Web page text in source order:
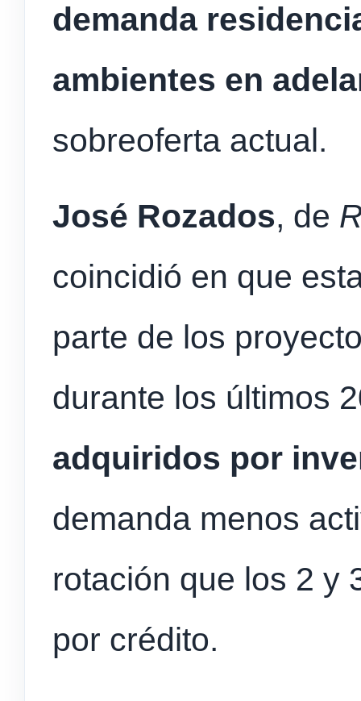
demanda
ambientes en
sobreoferta actual.
José Rozados, de
coincidió en que
parte de los
durante los últimos
adquiridos por
demanda menos
rotación que los 2 y
por crédito.